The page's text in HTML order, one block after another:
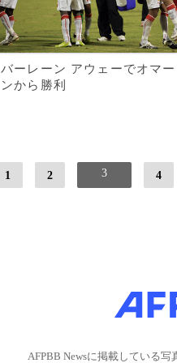
バーレーン アウェーでオマー
ンから勝利
1 2 3 4
AFPBB Newsに掲載している